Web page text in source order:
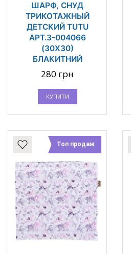
ШАРФ, СНУД
ТРИКОТАЖНЫЙ
ДЕТСКИЙ TUTU
АРТ.3-004066
(30Х30)
БЛАКИТНИЙ
280 грн
КУПИТИ
Топ продаж